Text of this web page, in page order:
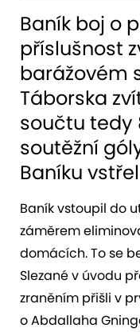
Baník boj o
příslušnost
barážovém
Táborska
součtu tedy
soutěžní
Baníku
Baník vstoupil do
záměrem
domácích. To se
Slezané v úvodu
zraněním přišli v
o Abdallaha